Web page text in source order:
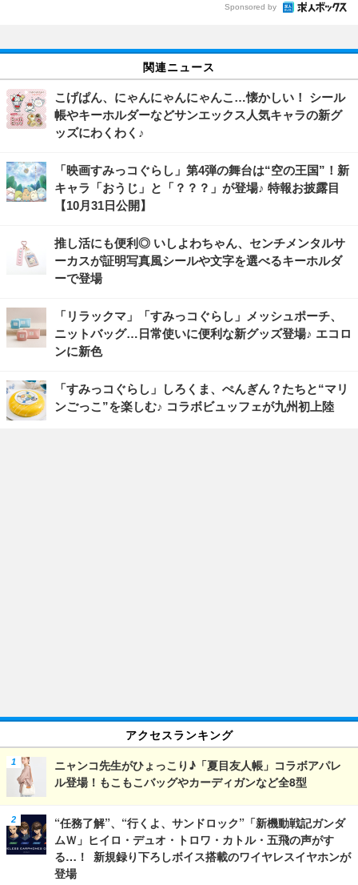
Sponsored by
関連ニュース
こげぱん、にゃんにゃんにゃんこ…懐かしい！ シール
帳やキーホルダーなどサンエックス人気キャラの新グ
ッズにわくわく♪
「映画すみっコぐらし」第4弾の舞台は“空の王国”！新
キャラ「おうじ」と「？？？」が登場♪ 特報お披露目
【10月31日公開】
推し活にも便利◎ いしよわちゃん、センチメンタルサ
ーカスが証明写真風シールや文字を選べるキーホルダ
ーで登場
「リラックマ」「すみっコぐらし」メッシュポーチ、
ニットバッグ…日常使いに便利な新グッズ登場♪ エコロ
ンに新色
「すみっコぐらし」しろくま、ぺんぎん？たちと“マリ
ンごっこ”を楽しむ♪ コラボビュッフェが九州初上陸
アクセスランキング
ニャンコ先生がひょっこり♪「夏目友人帳」コラボアパレ
ル登場！もこもこバッグやカーディガンなど全8型
“任務了解”、“行くよ、サンドロック”「新機動戦記ガンダ
ムＷ」ヒイロ・デュオ・トロワ・カトル・五飛の声がす
る…！ 新規録り下ろしボイス搭載のワイヤレスイヤホンが
登場